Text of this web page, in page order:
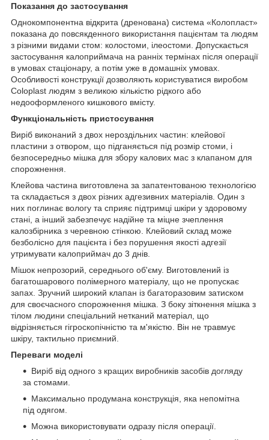
Показання до застосування
Однокомпонентна відкрита (дренована) система «Колопласт»
показана до повсякденного використання пацієнтам та людям
з різними видами стом: колостоми, ілеостоми. Допускається
застосування калоприймача на ранніх термінах після операції
в умовах стаціонару, а потім уже в домашніх умовах.
Особливості конструкції дозволяють користуватися виробом
Coloplast людям з великою кількістю рідкого або
недооформленого кишкового вмісту.
Функціональність пристосування
Виріб виконаний з двох нероздільних частин: клейової
пластини з отвором, що підганяється під розмір стоми, і
безпосередньо мішка для збору калових мас з клапаном для
спорожнення.
Клейова частина виготовлена за запатентованою технологією
та складається з двох різних адгезивних матеріалів. Один з
них поглинає вологу та сприяє підтримці шкіри у здоровому
стані, а інший забезпечує надійне та міцне зчеплення
калозбірника з черевною стінкою. Клейовий склад може
безболісно для пацієнта і без порушення якості адгезії
утримувати калоприймач до 3 днів.
Мішок непрозорий, середнього об'єму. Виготовлений із
багатошарового полімерного матеріалу, що не пропускає
запах. Зручний широкий клапан із багаторазовим затиском
для своєчасного спорожнення мішка. З боку зіткнення мішка з
тілом людини спеціальний нетканий матеріал, що
відрізняється гігроскопічністю та м'якістю. Він не травмує
шкіру, тактильно приємний.
Переваги моделі
Виріб від одного з кращих виробників засобів догляду
за стомами.
Максимально продумана конструкція, яка непомітна
під одягом.
Можна використовувати одразу після операції.